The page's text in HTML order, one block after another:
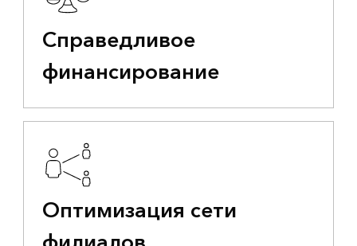
Справедливое
финансирование
Оптимизация сети